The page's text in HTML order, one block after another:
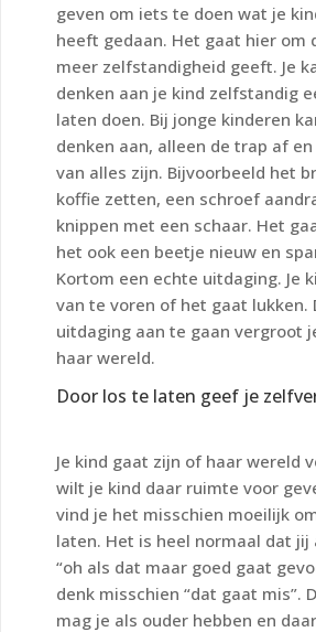
geven om iets te doen wat je
heeft gedaan. Het gaat hier om
meer zelfstandigheid geeft. Je
denken aan je kind zelfstandig
laten doen. Bij jonge kinderen
denken aan, alleen de trap af
van alles zijn. Bijvoorbeeld het
koffie zetten, een schroef
knippen met een schaar. Het
het ook een beetje nieuw en
Kortom een echte uitdaging. Je
van te voren of het gaat lukken.
uitdaging aan te gaan vergroot
haar wereld.
Door los te laten geef je
Je kind gaat zijn of haar wereld
wilt je kind daar ruimte voor
vind je het misschien moeilijk
laten. Het is heel normaal dat jij
“oh als dat maar goed gaat
denk misschien “dat gaat mis”.
mag je als ouder hebben en